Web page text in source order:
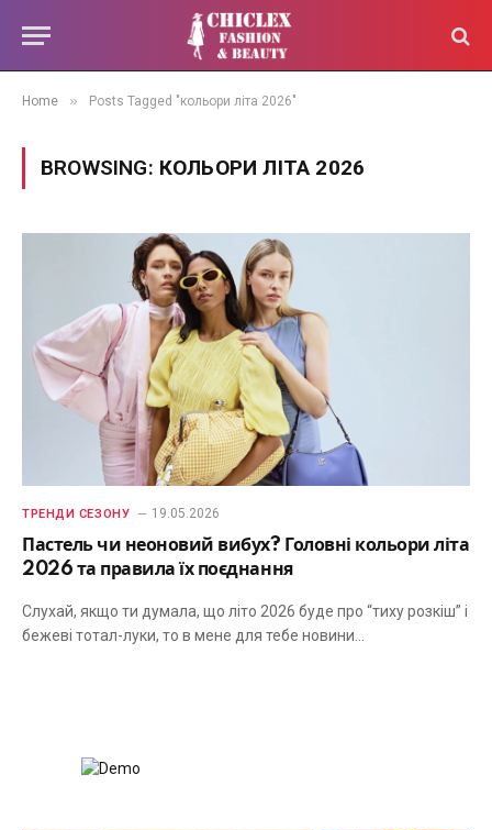
Home » Posts Tagged "кольори літа 2026"
BROWSING: КОЛЬОРИ ЛІТА 2026
ТРЕНДИ СЕЗОНУ 19.05.2026
Пастель чи неоновий вибух? Головні кольори літа
2026 та правила їх поєднання
Слухай, якщо ти думала, що літо 2026 буде про “тиху розкіш” і
бежеві тотал-луки, то в мене для тебе новини…